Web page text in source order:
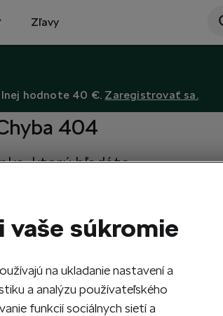
Zľavy
hodnote 40 €. Zaregistrovať sa.
404
ktorú hľadáte,
vaše súkromie
na ukladanie nastavení a
a analýzu používateľského
funkcií sociálnych sietí a